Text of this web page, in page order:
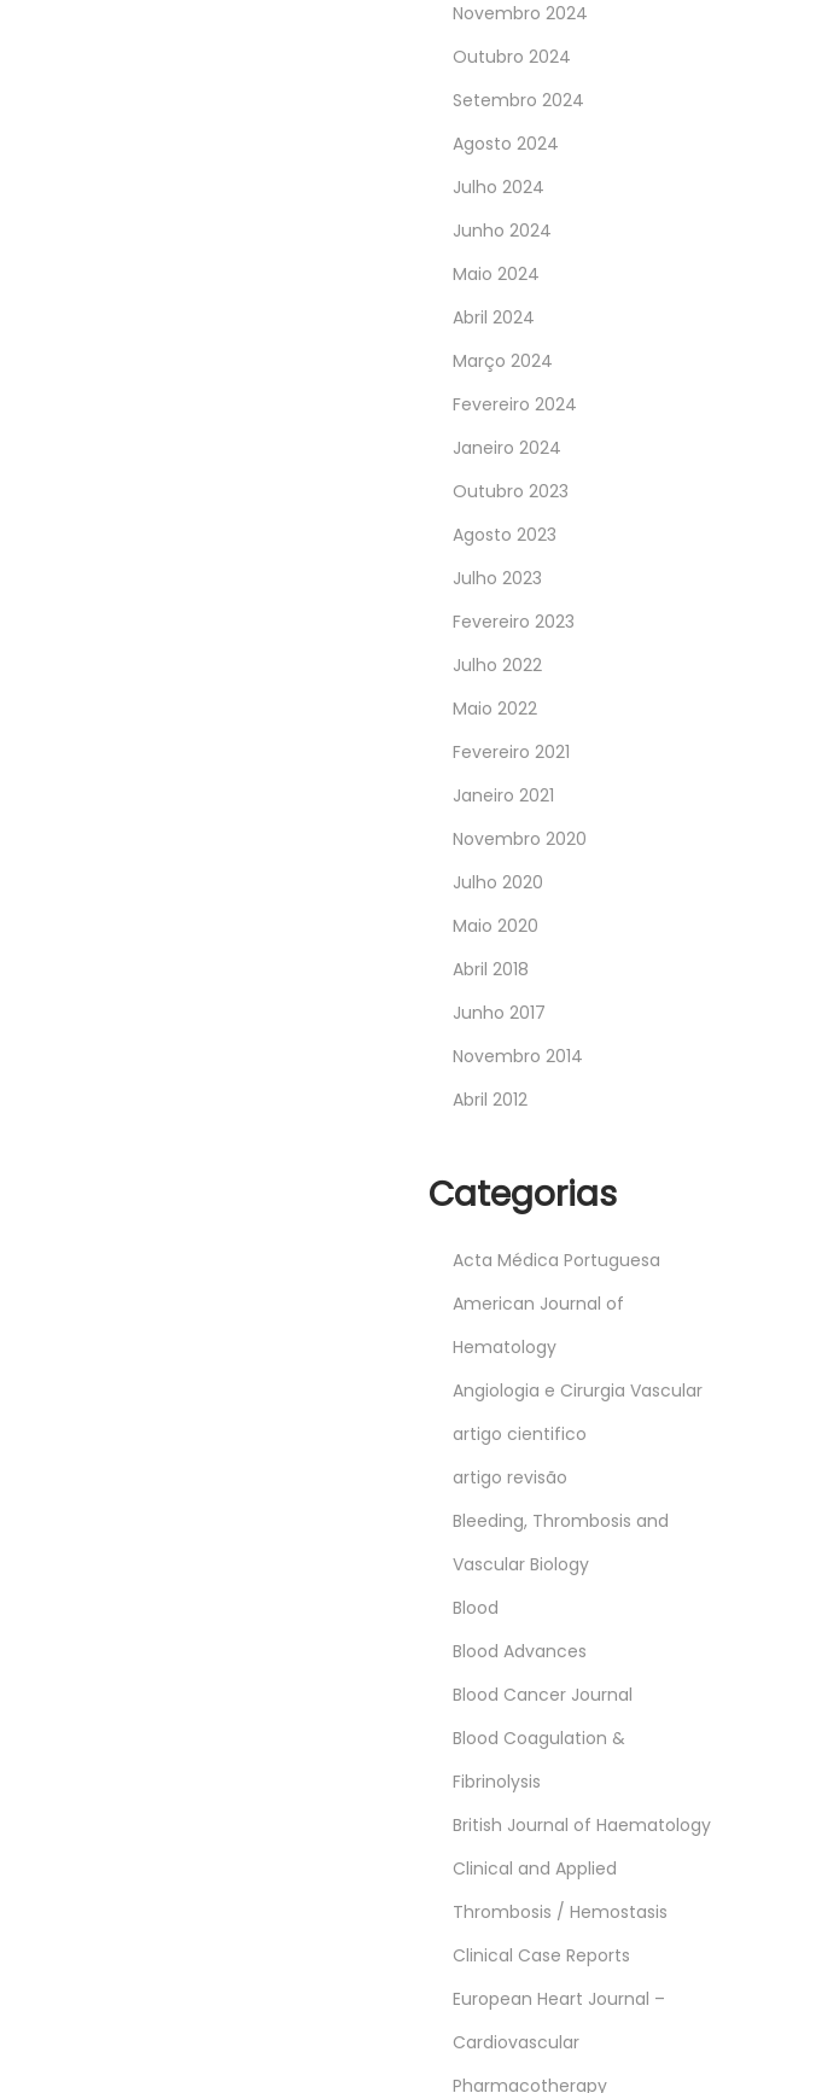
Novembro 2024
Outubro 2024
Setembro 2024
Agosto 2024
Julho 2024
Junho 2024
Maio 2024
Abril 2024
Março 2024
Fevereiro 2024
Janeiro 2024
Outubro 2023
Agosto 2023
Julho 2023
Fevereiro 2023
Julho 2022
Maio 2022
Fevereiro 2021
Janeiro 2021
Novembro 2020
Julho 2020
Maio 2020
Abril 2018
Junho 2017
Novembro 2014
Abril 2012
Categorias
Acta Médica Portuguesa
American Journal of
Hematology
Angiologia e Cirurgia Vascular
artigo cientifico
artigo revisão
Bleeding, Thrombosis and
Vascular Biology
Blood
Blood Advances
Blood Cancer Journal
Blood Coagulation &
Fibrinolysis
British Journal of Haematology
Clinical and Applied
Thrombosis / Hemostasis
Clinical Case Reports
European Heart Journal –
Cardiovascular
Pharmacotherapy